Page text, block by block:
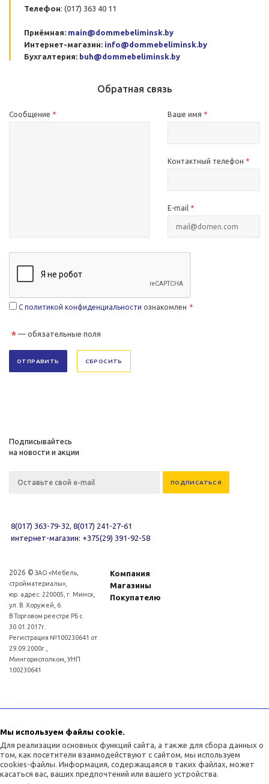
Телефон: (017) 363 40 11
Приёмная: main@dommebeliminsk.by
Интернет-магазин: info@dommebeliminsk.by
Бухгалтерия: buh@dommebeliminsk.by
Обратная связь
Сообщение * Ваше имя *
Контактный телефон *
E-mail *
C политикой конфиденциальности ознакомлен *
* — обязательные поля
СБРОСИТЬ
Подписывайтесь
на новости и акции
8(017) 363-79-32, 8(017) 241-27-61
интернет-магазин: +375(29) 391-92-58
2026 © ЗАО «Мебель,
стройматериалы»,
юр. адрес: 220005, г. Минск,
ул. В. Хоружей, 6.
В Торговом реестре РБ с
30.01.2017г.
Регистрация №100230641 от
29.09.2000г.,
Мингорисполком, УНП
100230641
Компания
Магазины
Покупателю
(017)3771393
Мы используем файлы cookie.
Для реализации основных функций сайта, а также для сбора данных о
том, как посетители взаимодействуют с сайтом, мы используем
cookies-файлы. Информация, содержащаяся в таких файлах, может
касаться вас, ваших предпочтений или вашего устройства.